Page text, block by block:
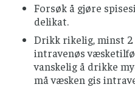
Forsøk å gjøre
delikat.
Drikk rikelig, minst
intravenøs
vanskelig å drikke
må væsken gis